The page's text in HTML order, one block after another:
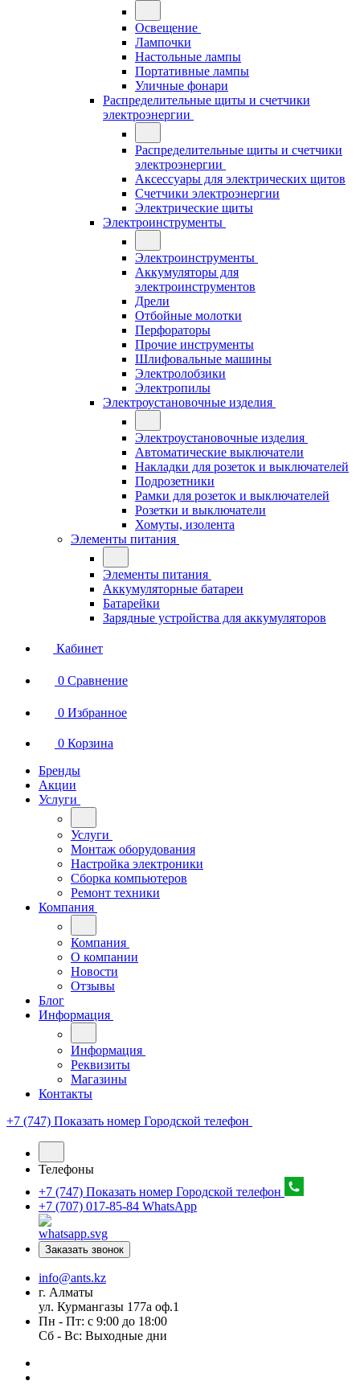
Освещение
Лампочки
Настольные лампы
Портативные лампы
Уличные фонари
Распределительные щиты и счетчики
электроэнергии
Распределительные щиты и счетчики
электроэнергии
Аксессуары для электрических щитов
Счетчики электроэнергии
Электрические щиты
Электроинструменты
Электроинструменты
Аккумуляторы для
электроинструментов
Дрели
Отбойные молотки
Перфораторы
Прочие инструменты
Шлифовальные машины
Электролобзики
Электропилы
Электроустановочные изделия
Электроустановочные изделия
Автоматические выключатели
Накладки для розеток и выключателей
Подрозетники
Рамки для розеток и выключателей
Розетки и выключатели
Хомуты, изолента
Элементы питания
Элементы питания
Аккумуляторные батареи
Батарейки
Зарядные устройства для аккумуляторов
Кабинет
0 Сравнение
0 Избранное
0 Корзина
Бренды
Акции
Услуги
Услуги
Монтаж оборудования
Настройка электроники
Сборка компьютеров
Ремонт техники
Компания
Компания
О компании
Новости
Отзывы
Блог
Информация
Информация
Реквизиты
Магазины
Контакты
+7 (747) Показать номер Городской телефон
Телефоны
+7 (747) Показать номер Городской телефон
+7 (707) 017-85-84 WhatsApp
Заказать звонок
info@ants.kz
г. Алматы
ул. Курмангазы 177а оф.1
Пн - Пт: с 9:00 до 18:00
Сб - Вс: Выходные дни